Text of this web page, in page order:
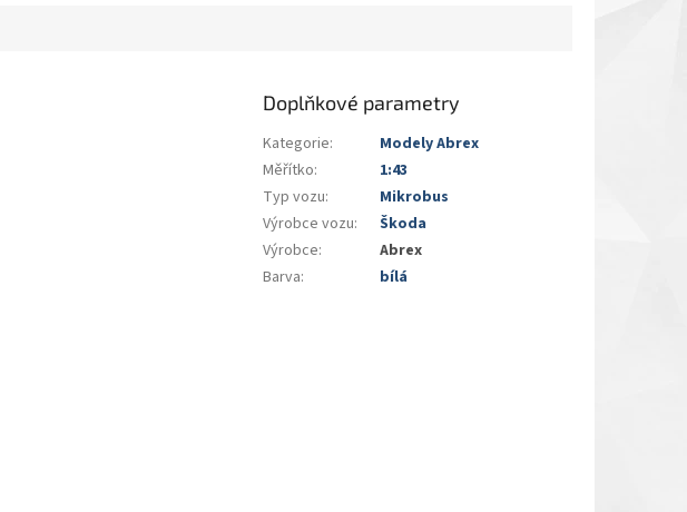
Doplňkové parametry
Kategorie:
Modely Abrex
Měřítko:
1:43
Typ vozu:
Mikrobus
Výrobce vozu:
Škoda
Výrobce:
Abrex
Barva: bílá